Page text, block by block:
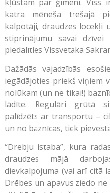
kļūstam par ģimeni. Viss
katra mēneša trešajā
kalpotāji, draudzes locekļi
stiprinājumu savai
piedalīties Vissvētākā
Dažādās vajadzībās
iegādājoties priekš viņiem
nolūkam (un ne tikai!)
lādīte. Regulāri grūtā
palīdzēts ar transportu –
un no baznīcas, tiek
“Drēbju istaba”, kura
draudzes mājā
dievkalpojuma (vai arī citā
Drēbes un apavus ziedo